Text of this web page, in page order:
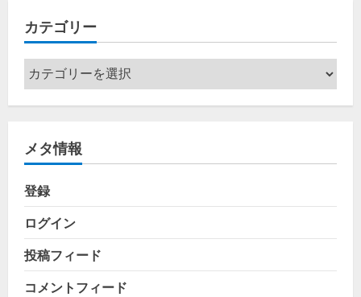
ブ
カテゴリー
カ
テ
ゴ
ー
メタ情報
登録
ログイン
投稿フィード
コメントフィード